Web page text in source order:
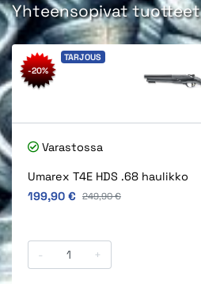
Yhteensopivat tuotteet
-20%
TARJOUS
Varastossa
Umarex T4E HDS .68 haulikko
Alkuperäinen hinta
199,90 € Alkuperäinen hinta
249,90 €
- +